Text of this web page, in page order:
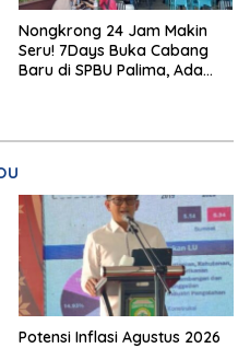
Nongkrong 24 Jam Makin
Seru! 7Days Buka Cabang
Baru di SPBU Palima, Ada
Potensi Inflasi Agustus 2026